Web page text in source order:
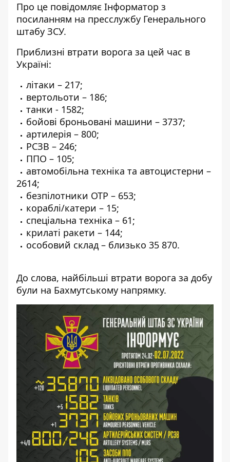
Про це повідомляє Інформатор з
посиланням на пресслужбу Генерального
штабу ЗСУ.
Приблизні втрати ворога за цей час в
Україні:
літаки – 217;
вертольоти – 186;
танки - 1582;
бойові броньовані машини – 3737;
артилерія – 800;
РСЗВ – 246;
ППО – 105;
автомобільна техніка та автоцистерни –
2614;
безпілотники ОТР – 653;
кораблі/катери – 15;
спеціальна техніка – 61;
крилаті ракети – 144;
особовий склад – близько 35 870.
До слова, найбільші втрати ворога за добу
були на Бахмутському напрямку.